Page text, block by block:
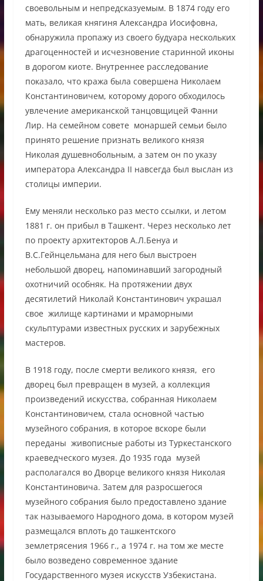
своевольным и непредсказуемым. В 1874 году его
мать, великая княгиня Александра Иосифовна,
обнаружила пропажу из своего будуара нескольких
драгоценностей и исчезновение старинной иконы
в дорогом киоте. Внутреннее расследование
показало, что кража была совершена Николаем
Константиновичем, которому дорого обходилось
увлечение американской танцовщицей Фанни
Лир. На семейном совете монаршей семьи было
принято решение признать великого князя
Николая душевнобольным, а затем он по указу
императора Александра II навсегда был выслан из
столицы империи.
Ему меняли несколько раз место ссылки, и летом
1881 г. он прибыл в Ташкент. Через несколько лет
по проекту архитекторов А.Л.Бенуа и
В.С.Гейнцельмана для него был выстроен
небольшой дворец, напоминавший загородный
охотничий особняк. На протяжении двух
десятилетий Николай Константинович украшал
свое жилище картинами и мраморными
скульптурами известных русских и зарубежных
мастеров.
В 1918 году, после смерти великого князя, его
дворец был превращен в музей, а коллекция
произведений искусства, собранная Николаем
Константиновичем, стала основной частью
музейного собрания, в которое вскоре были
переданы живописные работы из Туркестанского
краеведческого музея. До 1935 года музей
располагался во Дворце великого князя Николая
Константиновича. Затем для разросшегося
музейного собрания было предоставлено здание
так называемого Народного дома, в котором музей
размещался вплоть до ташкентского
землетрясения 1966 г., а 1974 г. на том же месте
было возведено современное здание
Государственного музея искусств Узбекистана.